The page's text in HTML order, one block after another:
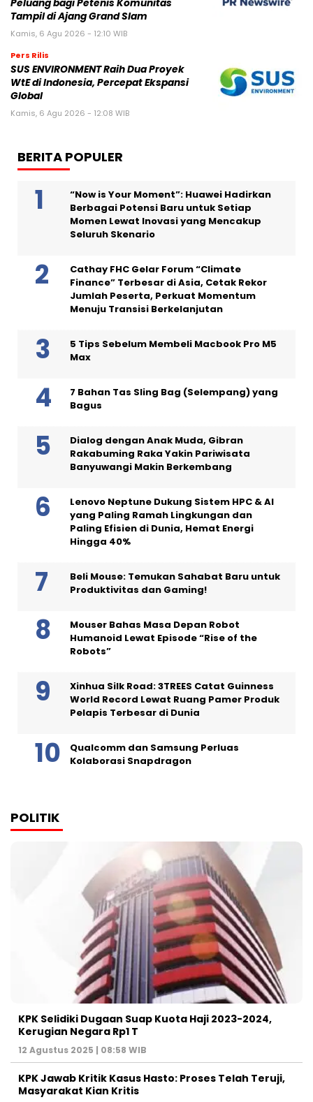
Peluang bagi Petenis Komunitas
Tampil di Ajang Grand Slam
Kamis, 6 Agu 2026 - 12:10 WIB
Pers Rilis
SUS ENVIRONMENT Raih Dua Proyek
WtE di Indonesia, Percepat Ekspansi
Global
Kamis, 6 Agu 2026 - 12:08 WIB
BERITA POPULER
“Now is Your Moment”: Huawei Hadirkan
Berbagai Potensi Baru untuk Setiap
Momen Lewat Inovasi yang Mencakup
Seluruh Skenario
Cathay FHC Gelar Forum “Climate
Finance” Terbesar di Asia, Cetak Rekor
Jumlah Peserta, Perkuat Momentum
Menuju Transisi Berkelanjutan
5 Tips Sebelum Membeli Macbook Pro M5
Max
7 Bahan Tas Sling Bag (Selempang) yang
Bagus
Dialog dengan Anak Muda, Gibran
Rakabuming Raka Yakin Pariwisata
Banyuwangi Makin Berkembang
Lenovo Neptune Dukung Sistem HPC & AI
yang Paling Ramah Lingkungan dan
Paling Efisien di Dunia, Hemat Energi
Hingga 40%
Beli Mouse: Temukan Sahabat Baru untuk
Produktivitas dan Gaming!
Mouser Bahas Masa Depan Robot
Humanoid Lewat Episode “Rise of the
Robots”
Xinhua Silk Road: 3TREES Catat Guinness
World Record Lewat Ruang Pamer Produk
Pelapis Terbesar di Dunia
Qualcomm dan Samsung Perluas
Kolaborasi Snapdragon
POLITIK
KPK Selidiki Dugaan Suap Kuota Haji 2023-2024,
Kerugian Negara Rp1 T
12 Agustus 2025 | 08:58 WIB
KPK Jawab Kritik Kasus Hasto: Proses Telah Teruji,
Masyarakat Kian Kritis